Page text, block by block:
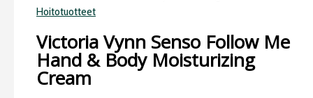
Hoitotuotteet
Victoria Vynn Senso Follow Me
Hand & Body Moisturizing
Cream